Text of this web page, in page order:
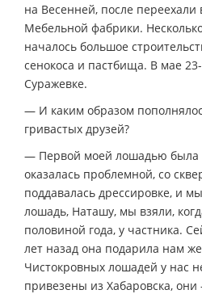
на Весенней, после переехали
Мебельной фабрики.
началось большое
сенокоса и пастбища. В мае
Суражевке.
— И каким образом
гривастых друзей?
— Первой моей лошадью была
оказалась проблемной, со
поддавалась дрессировке, и
лошадь, Наташу, мы взяли,
половиной года, у частника.
лет назад она подарила нам
Чистокровных лошадей у нас
привезены из Хабаровска, они